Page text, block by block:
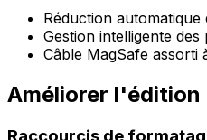
Réduction
Gestion intelligente
Câble MagSafe assorti
Améliorer l'édition
Raccourcis de